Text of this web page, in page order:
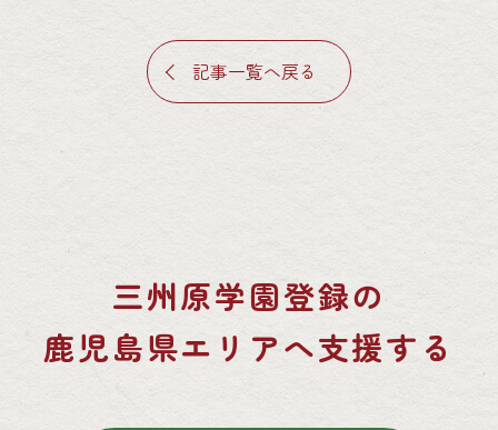
記事一覧へ戻る
三州原学園登録の
鹿児島県エリアへ支援する